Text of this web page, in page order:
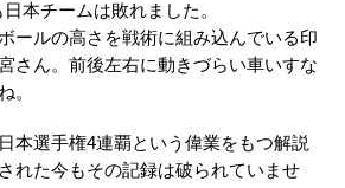
本チームは敗れました。
ールの高さを戦術に組み込んでいる印
さん。前後左右に動きづらい車いすな
。
本選手権4連覇という偉業をもつ解説
れた今もその記録は破られていませ